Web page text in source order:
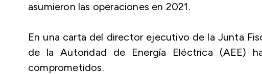
asumieron las operaciones en 2021.
En una carta del director ejecutivo de la Junta
de la Autoridad de Energía Eléctrica (AEE)
comprometidos.